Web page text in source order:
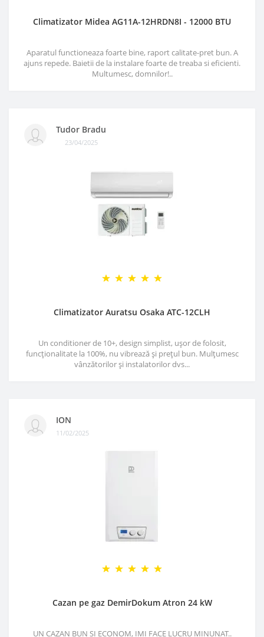
Climatizator Midea AG11A-12HRDN8I - 12000 BTU
Aparatul functioneaza foarte bine, raport calitate-pret bun. A
ajuns repede. Baietii de la instalare foarte de treaba si eficienti.
Multumesc, domnilor!..
Tudor Bradu
23/04/2025
Climatizator Auratsu Osaka ATC-12CLH
Un conditioner de 10+, design simplist, ușor de folosit,
funcționalitate la 100%, nu vibrează și prețul bun. Mulțumesc
vânzătorilor și instalatorilor dvs...
ION
11/02/2025
Cazan pe gaz DemirDokum Atron 24 kW
UN CAZAN BUN SI ECONOM, IMI FACE LUCRU MINUNAT..